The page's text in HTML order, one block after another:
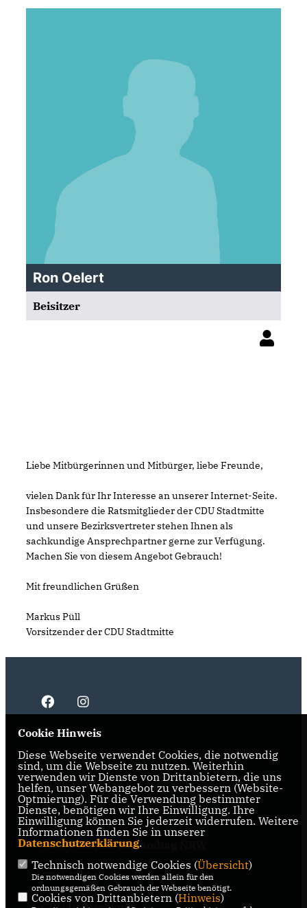
Ron Oelert
Beisitzer
Liebe Mitbürgerinnen und Mitbürger, liebe Freunde,
vielen Dank für Ihr Interesse an unserer Internet-Seite.
Insbesondere die Ratsmitglieder der CDU Stadtmitte
und unsere Bezirksvertreter stehen Ihnen als
sachkundige Ansprechpartner gerne zur Verfügung.
Machen Sie von diesem Angebot Gebrauch!
Mit freundlichen Grüßen
Markus Püll
Vorsitzender der CDU Stadtmitte
IMPRESSUM DATENSCHUTZ KONTAKT
CDU NRW
CDU Ruhr
CDU-Fraktion im Landtag NRW
CDU-Fraktion im Ruhrparlament
Cookie Hinweis
Diese Webseite verwendet Cookies, die notwendig
sind, um die Webseite zu nutzen. Weiterhin
verwenden wir Dienste von Drittanbietern, die uns
helfen, unser Webangebot zu verbessern (Website-
Optmierung). Für die Verwendung bestimmter
Dienste, benötigen wir Ihre Einwilligung. Ihre
Einwilligung können Sie jederzeit widerrufen. Weitere
Informationen finden Sie in unserer
Datenschutzerklärung.
Technisch notwendige Cookies (Übersicht)
Die notwendigen Cookies werden allein für den
ordnungsgemäßen Gebrauch der Webseite benötigt.
Cookies von Drittanbietern (Hinweis)